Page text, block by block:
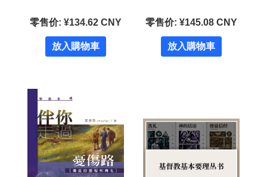
零售价: ¥134.62 CNY
放入購物車
零售价: ¥145.08 CNY
放入購物車